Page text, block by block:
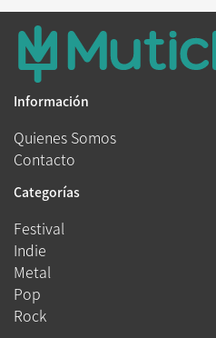
Información
Quienes Somos
Contacto
Categorías
Festival
Indie
Metal
Pop
Rock